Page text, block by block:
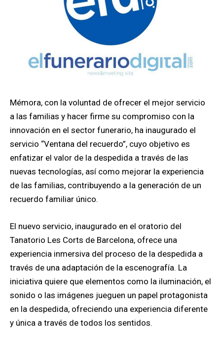
Mémora, con la voluntad de ofrecer el mejor servicio
a las familias y hacer firme su compromiso con la
innovación en el sector funerario, ha inaugurado el
servicio “Ventana del recuerdo”, cuyo objetivo es
enfatizar el valor de la despedida a través de las
nuevas tecnologías, así como mejorar la experiencia
de las familias, contribuyendo a la generación de un
recuerdo familiar único.
El nuevo servicio, inaugurado en el oratorio del
Tanatorio Les Corts de Barcelona, ofrece una
experiencia inmersiva del proceso de la despedida a
través de una adaptación de la escenografía. La
iniciativa quiere que elementos como la iluminación, el
sonido o las imágenes jueguen un papel protagonista
en la despedida, ofreciendo una experiencia diferente
y única a través de todos los sentidos.